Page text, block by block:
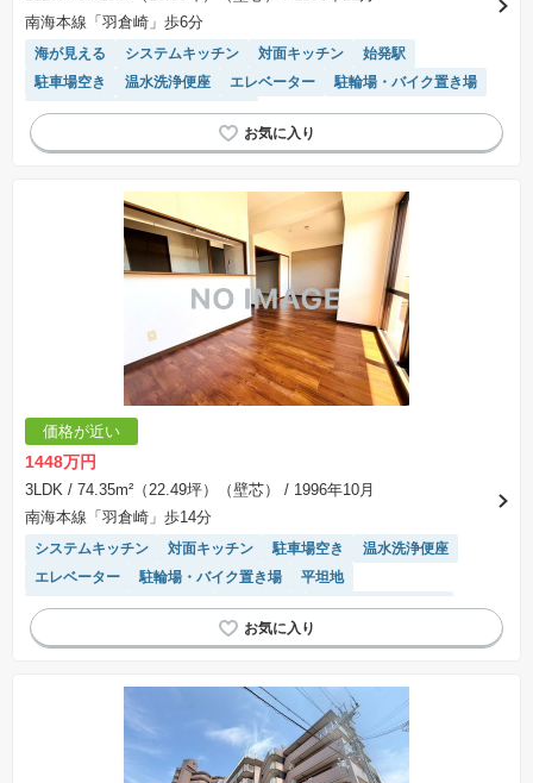
南海本線「羽倉崎」歩6分
海が見える システムキッチン 対面キッチン
始発駅
駐車場空き
温水洗浄便座 エレベーター
駐輪場・バイク置き場
陽当り良好
駐車場(普通車)あり
価格が近い
1448万円
3LDK / 74.35m²（22.49坪）（壁芯）
/ 1996年10月
南海本線「羽倉崎」歩14分
システムキッチン 対面キッチン 駐車場空き
温水洗浄便座
エレベーター
駐輪場・バイク置き場
平坦地
モニター付きインターホン
陽当り良好
リフォーム済み物件
駐車場(普通車)あり
宅配ボックス